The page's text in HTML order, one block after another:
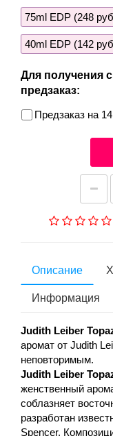
75ml EDP (248
40ml EDP (142
Для получения
предзаказ:
Предзаказ на
Описание
Информация
Judith Leiber
аромат от Judith
неповторимым.
Judith Leiber
женственный
соблазняет
разработан
Spencer.